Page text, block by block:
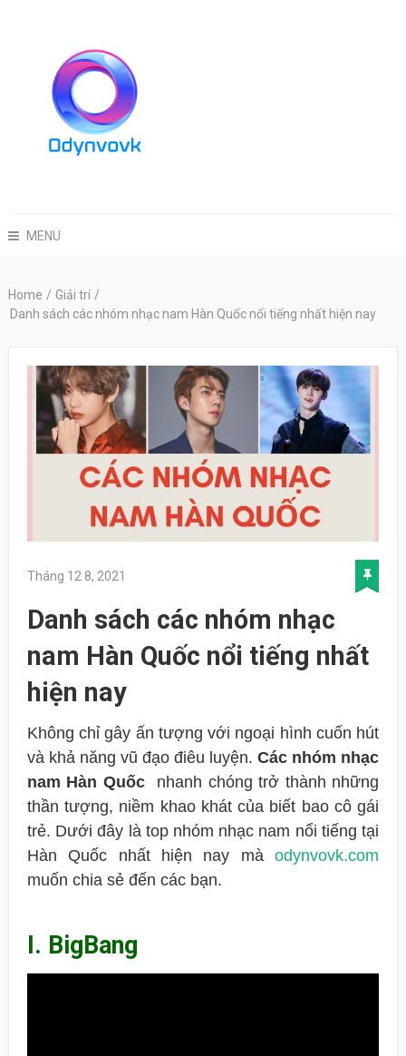
MENU
Home / Giải trí /
Danh sách các nhóm nhạc nam Hàn Quốc nổi tiếng nhất hiện nay
Tháng 12 8, 2021
Danh sách các nhóm nhạc
nam Hàn Quốc nổi tiếng nhất
hiện nay
Không chỉ gây ấn tượng với ngoại hình cuốn hút
và khả năng vũ đạo điêu luyện.Các nhóm nhạc
nam Hàn Quốc
nhanh chóng trở thành những
thần tượng, niềm khao khát của biết bao cô gái
trẻ. Dưới đây là top nhóm nhạc nam nổi tiếng tại
Hàn Quốc nhất hiện nay màodynvovk.com
muốn chia sẻ đến các bạn.
I. BigBang